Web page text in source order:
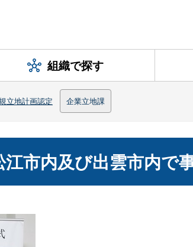
組織で探す
立地計画認定 企業立地課
市内及び出雲市内で